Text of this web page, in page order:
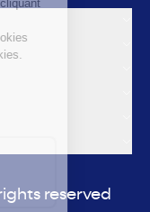
reserved